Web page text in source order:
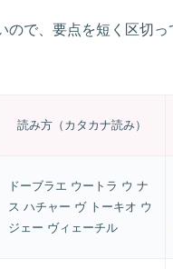
ので、要点を短く区切っ
読み方（カタカナ読み）
ドーブラエ ウートラ ウ ナ
ス ハチャー ヴ トーキオ ウ
ジェー ヴィェーチル